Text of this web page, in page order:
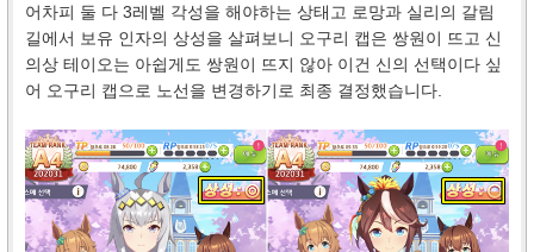
어차피 둘 다 3레벨 각성을 해야하는 상태고 로망과 실리의 갈림
길에서 보유 인자의 상성을 살펴보니 오구리 캡은 쌍원이 뜨고 신
의상 테이오는 아쉽게도 쌍원이 뜨지 않아 이건 신의 선택이다 싶
어 오구리 캡으로 노선을 변경하기로 최종 결정했습니다.